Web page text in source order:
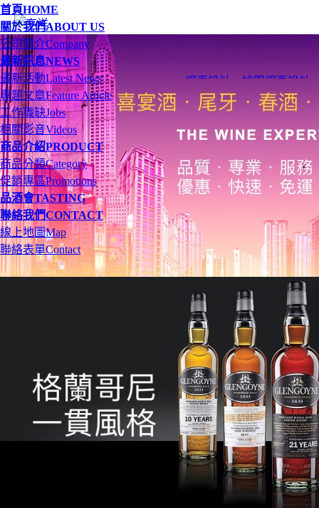
首頁HOME
關於我們ABOUT US
公司簡介Company
最新訊息NEWS
最新活動Latest News
專題文章Feature Article
工作職缺Jobs
相關影音Videos
商品介紹PRODUCT
商品分類Category
促銷專區Promotions
品酒會TASTING
聯絡我們CONTACT
線上地圖Map
聯絡表單Contact
網頁設計 桃園網頁設計